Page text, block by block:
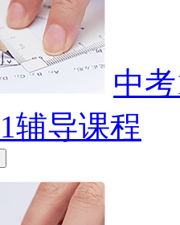
中
辅导课程